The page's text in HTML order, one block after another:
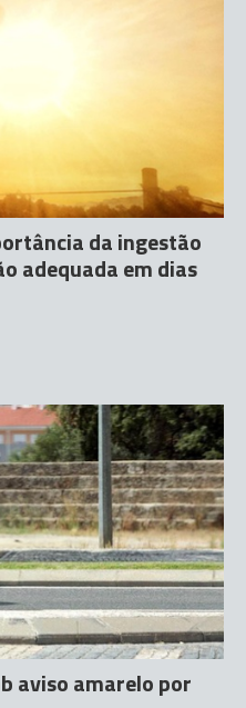
da ingestão
adequada em dias
aviso amarelo por